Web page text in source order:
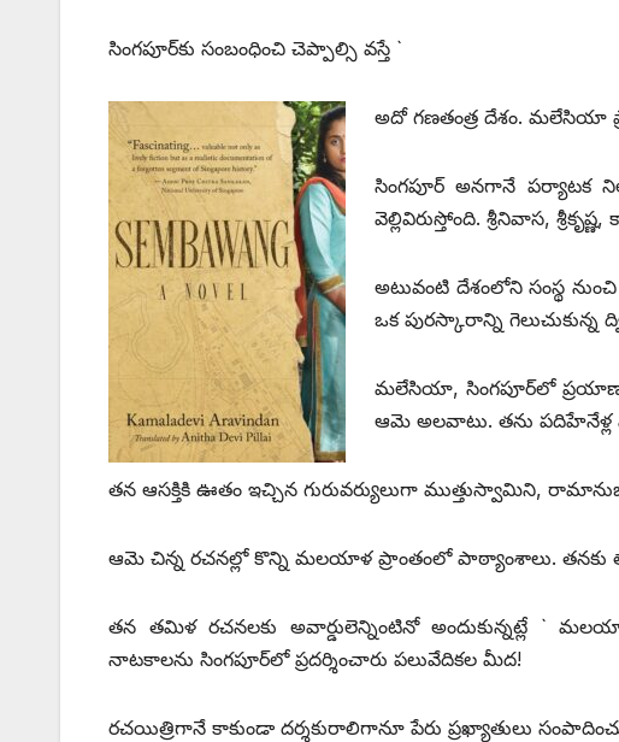
సింగపూర్‌కు సంబంధించి చెప్పాల్సి వస్తే `
అదో గణతంత్ర దేశం. మలేసియా
సింగపూర్‌ అనగానే పర్యాటక
వెల్లివిరుస్తోంది. శ్రీనివాస,
అటువంటి దేశంలోని సంస్థ
ఒక పురస్కారాన్ని
మలేసియా, సింగపూర్‌లో ప్రయాణాల
ఆమె అలవాటు. తను పదిహేనేళ్ల
తన ఆసక్తికి ఊతం ఇచ్చిన గురువర్యులుగా ముత్తుస్వామిని,
ఆమె చిన్న రచనల్లో కొన్ని మలయాళ ప్రాంతంలో పాఠ్యాంశాలు.
తన తమిళ రచనలకు అవార్డులెన్నింటినో అందుకున్నట్లే `
నాటకాలను సింగపూర్‌లో ప్రదర్శించారు పలువేదికల మీద!
రచయిత్రిగానే కాకుండా దర్శకురాలిగానూ పేరు ప్రఖ్యాతులు